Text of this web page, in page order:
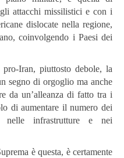
attacchi missilistici e con i
dislocate nella regione,
coinvolgendo i Paesi dei
Iran, piuttosto debole, la
segno di orgoglio ma anche
da un’alleanza di fatto tra i
di aumentare il numero dei
nelle infrastrutture e nei
è questa, è certamente